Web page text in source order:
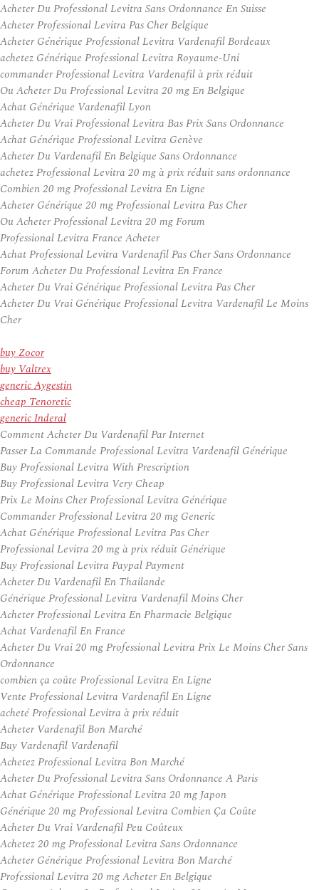
Acheter Du Professional Levitra Sans Ordonnance En Suisse
Acheter Professional Levitra Pas Cher Belgique
Acheter Générique Professional Levitra Vardenafil Bordeaux
achetez Générique Professional Levitra Royaume-Uni
commander Professional Levitra Vardenafil à prix réduit
Ou Acheter Du Professional Levitra 20 mg En Belgique
Achat Générique Vardenafil Lyon
Acheter Du Vrai Professional Levitra Bas Prix Sans Ordonnance
Achat Générique Professional Levitra Genève
Acheter Du Vardenafil En Belgique Sans Ordonnance
achetez Professional Levitra 20 mg à prix réduit sans ordonnance
Combien 20 mg Professional Levitra En Ligne
Acheter Générique 20 mg Professional Levitra Pas Cher
Ou Acheter Professional Levitra 20 mg Forum
Professional Levitra France Acheter
Achat Professional Levitra Vardenafil Pas Cher Sans Ordonnance
Forum Acheter Du Professional Levitra En France
Acheter Du Vrai Générique Professional Levitra Pas Cher
Acheter Du Vrai Générique Professional Levitra Vardenafil Le Moins
Cher
buy Zocor
buy Valtrex
generic Aygestin
cheap Tenoretic
generic Inderal
Comment Acheter Du Vardenafil Par Internet
Passer La Commande Professional Levitra Vardenafil Générique
Buy Professional Levitra With Prescription
Buy Professional Levitra Very Cheap
Prix Le Moins Cher Professional Levitra Générique
Commander Professional Levitra 20 mg Generic
Achat Générique Professional Levitra Pas Cher
Professional Levitra 20 mg à prix réduit Générique
Buy Professional Levitra Paypal Payment
Acheter Du Vardenafil En Thailande
Générique Professional Levitra Vardenafil Moins Cher
Acheter Professional Levitra En Pharmacie Belgique
Achat Vardenafil En France
Acheter Du Vrai 20 mg Professional Levitra Prix Le Moins Cher Sans
Ordonnance
combien ça coûte Professional Levitra En Ligne
Vente Professional Levitra Vardenafil En Ligne
acheté Professional Levitra à prix réduit
Acheter Vardenafil Bon Marché
Buy Vardenafil Vardenafil
Achetez Professional Levitra Bon Marché
Acheter Du Professional Levitra Sans Ordonnance A Paris
Achat Générique Professional Levitra 20 mg Japon
Générique 20 mg Professional Levitra Combien Ça Coûte
Acheter Du Vrai Vardenafil Peu Coûteux
Achetez 20 mg Professional Levitra Sans Ordonnance
Acheter Générique Professional Levitra Bon Marché
Professional Levitra 20 mg Acheter En Belgique